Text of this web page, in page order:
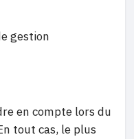
gestion
en compte lors du
tout cas, le plus